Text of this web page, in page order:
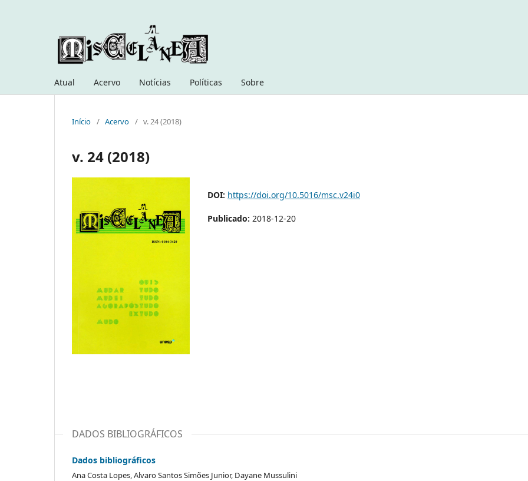
Atual Acervo Notícias Políticas Sobre
Início / Acervo / v. 24 (2018)
v. 24 (2018)
DOI: https://doi.org/10.5016/msc.v24i0
Publicado: 2018-12-20
DADOS BIBLIOGRÁFICOS
Dados bibliográficos
Ana Costa Lopes, Alvaro Santos Simões Junior, Dayane Mussulini